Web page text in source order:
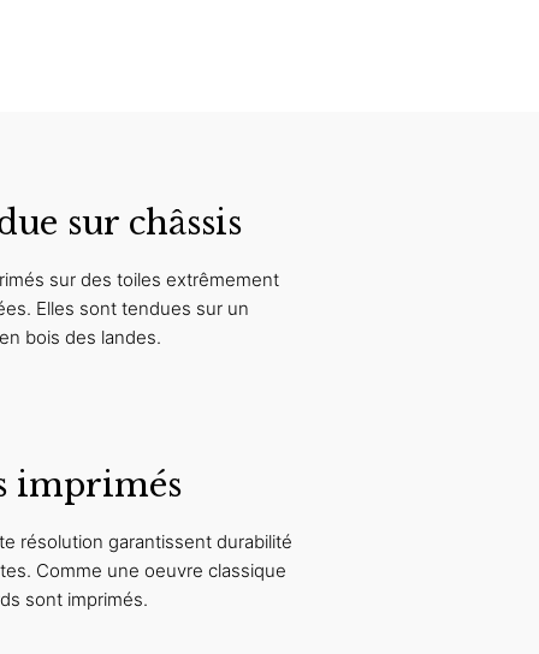
sur châssis
sur des toiles extrêmement
Elles sont tendues sur un
bois des landes.
imprimés
résolution garantissent durabilité
Comme une oeuvre classique
sont imprimés.